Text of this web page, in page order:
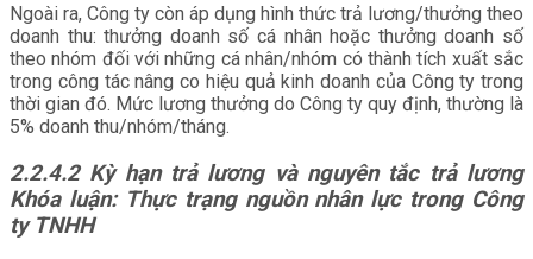
Ngoài ra, Công ty còn áp dụng hình thức trả lương/thưởng theo
doanh thu: thưởng doanh số cá nhân hoặc thưởng doanh số
theo nhóm đối với những cá nhân/nhóm có thành tích xuất sắc
trong công tác nâng co hiệu quả kinh doanh của Công ty trong
thời gian đó. Mức lương thưởng do Công ty quy định, thường là
5% doanh thu/nhóm/tháng.
2.2.4.2 Kỳ hạn trả lương và nguyên tắc trả lương
Khóa luận: Thực trạng nguồn nhân lực trong Công
ty TNHH